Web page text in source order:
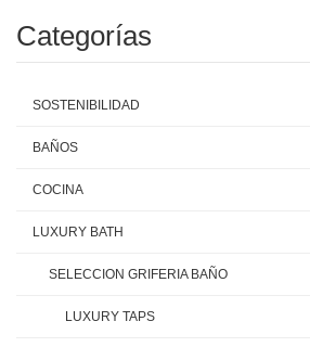
Categorías
SOSTENIBILIDAD
BAÑOS
COCINA
LUXURY BATH
SELECCION GRIFERIA BAÑO
LUXURY TAPS